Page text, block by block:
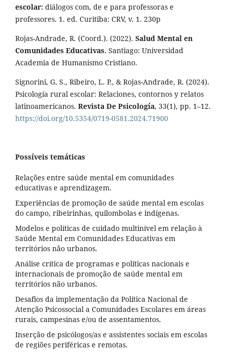
escolar: diálogos com, de e para professoras e
professores. 1. ed. Curitiba: CRV, v. 1. 230p
Rojas-Andrade, R. (Coord.). (2022). Salud Mental en
Comunidades Educativas. Santiago: Universidad
Academia de Humanismo Cristiano.
Signorini, G. S., Ribeiro, L. P., & Rojas-Andrade, R. (2024).
Psicología rural escolar: Relaciones, contornos y relatos
latinoamericanos. Revista De Psicología, 33(1), pp. 1–12.
https://doi.org/10.5354/0719-0581.2024.71900
Possíveis temáticas
Relações entre saúde mental em comunidades
educativas e aprendizagem.
Experiências de promoção de saúde mental em escolas
do campo, ribeirinhas, quilombolas e indígenas.
Modelos e políticas de cuidado multinível em relação à
Saúde Mental em Comunidades Educativas em
territórios não urbanos.
Análise crítica de programas e políticas nacionais e
internacionais de promoção de saúde mental em
territórios não urbanos.
Desafios da implementação da Política Nacional de
Atenção Psicossocial a Comunidades Escolares em áreas
rurais, campesinas e/ou de assentamentos.
Inserção de psicólogos/as e assistentes sociais em escolas
de regiões periféricas e remotas.